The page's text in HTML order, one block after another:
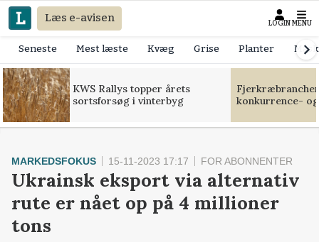
Læs e-avisen LOGIN MENU
Seneste Mest læste Kvæg Grise Planter
KWS Rallys topper årets
sortsforsøg i vinterbyg
konkurrence-
MARKEDSFOKUS 15-11-2023 17:17 FOR ABONNENTER
Ukrainsk eksport via alternativ
rute er nået op på 4 millioner
tons